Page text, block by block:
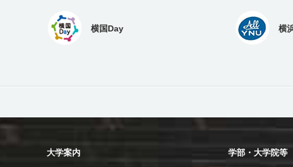
横国Day 横
大学案内 学部・大学院等